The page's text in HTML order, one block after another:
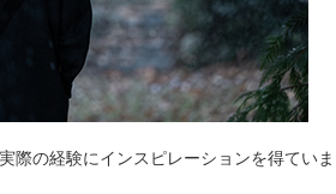
際の経験にインスピレーションを得ていま